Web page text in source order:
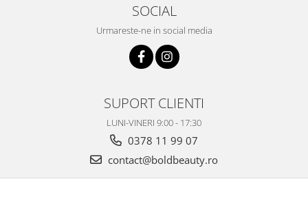
SOCIAL
Urmareste-ne in social media
SUPORT CLIENTI
LUNI-VINERI 9:00 - 17:30
0378 11 99 07
contact@boldbeauty.ro